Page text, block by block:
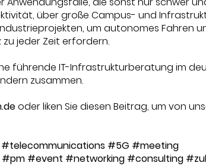
über große Campus- und
um autonomes Fahren
jeder Zeit erfordern.
führende IT-Infrastrukturberatung im
zusammen.
oder liken Sie diesen Beitrag, um von
#telecommunications #5G #meeting
#pm #event #networking #consulting